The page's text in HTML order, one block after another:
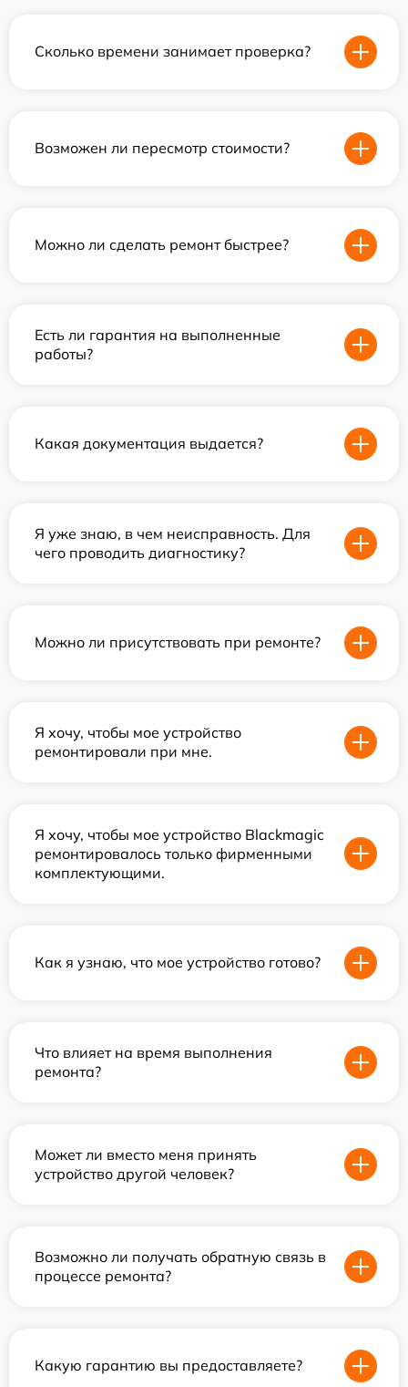
Сколько времени занимает проверка?
Возможен ли пересмотр стоимости?
Можно ли сделать ремонт быстрее?
Есть ли гарантия на выполненные
работы?
Какая документация выдается?
Я уже знаю, в чем неисправность. Для
чего проводить диагностику?
Можно ли присутствовать при ремонте?
Я хочу, чтобы мое устройство
ремонтировали при мне.
Я хочу, чтобы мое устройство Blackmagic
ремонтировалось только фирменными
комплектующими.
Как я узнаю, что мое устройство готово?
Что влияет на время выполнения
ремонта?
Может ли вместо меня принять
устройство другой человек?
Возможно ли получать обратную связь в
процессе ремонта?
Какую гарантию вы предоставляете?